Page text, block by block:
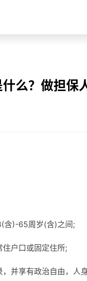
么？做担保
含)-65周岁(含)之间;
户口或固定住所;
并享有政治自由，人